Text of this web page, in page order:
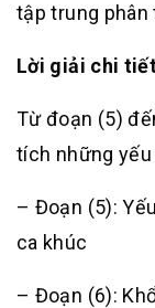
tập trung phân
Lời giải chi
Từ đoạn (5)
tích những
– Đoạn (5):
ca khúc
– Đoạn (6):